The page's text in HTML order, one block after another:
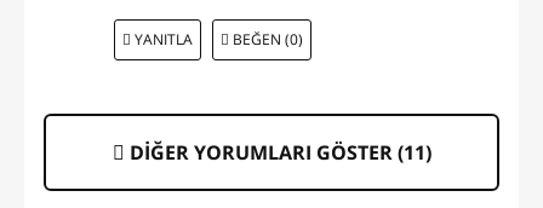
YANITLA BEĞEN (0)
DİĞER YORUMLARI GÖSTER (11)